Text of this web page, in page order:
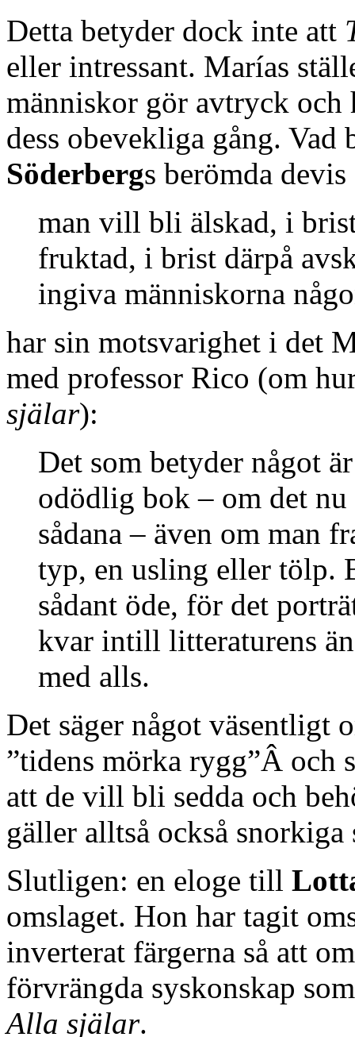
Detta betyder dock inte att
eller intressant. Marías
människor gör avtryck
dess obevekliga gång.
Söderbergs berömda
man vill bli älskad, i
fruktad, i brist därpå
ingiva människorna
har sin motsvarighet i det
med professor Rico (om
själar):
Det som betyder något
odödlig bok – om det
sådana – även om man
typ, en usling eller tölp.
sådant öde, för det
kvar intill litteraturens
med alls.
Det säger något väsentligt
”tidens mörka rygg”Â och
att de vill bli sedda och
gäller alltså också
Slutligen: en eloge till
omslaget. Hon har tagit
inverterat färgerna så att
förvrängda syskonskap
Alla själar.